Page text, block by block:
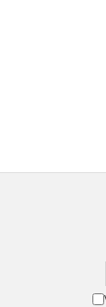
PROMOTII
PROMOTII
Scule si
Curatare si
Dispozitive
Dispozitive
Extractoare